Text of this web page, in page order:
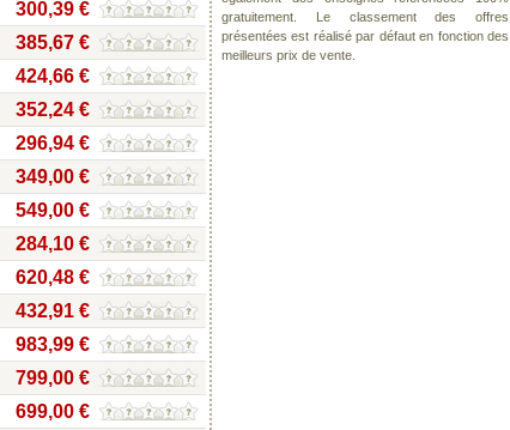
300,39 €
385,67 €
424,66 €
352,24 €
296,94 €
349,00 €
549,00 €
284,10 €
620,48 €
432,91 €
983,99 €
799,00 €
699,00 €
gratuitement. Le classement des offres
présentées est réalisé par défaut en fonction des
meilleurs prix de vente.